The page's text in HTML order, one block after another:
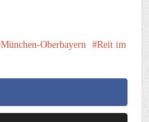
München-Oberbayern
Reit im